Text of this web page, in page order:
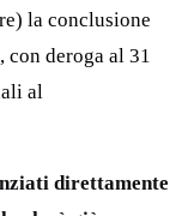
la conclusione
con deroga al 31
al
direttamente